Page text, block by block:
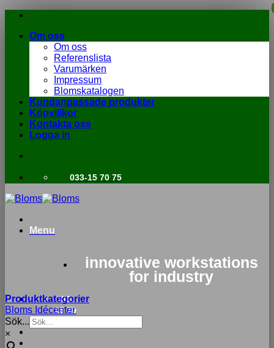
Skip
contentOm oss
Om oss
Referenslista
Varumärken
Impressum
Blomskatalogen
Kundanpassade produkter
Köpvillkor
Kontakta oss
Logga in
033-15 70 75
Menu
innovative workstations
for industry
033-
15 70
Produktkategorier
Bloms Idécenter
Sök...
×